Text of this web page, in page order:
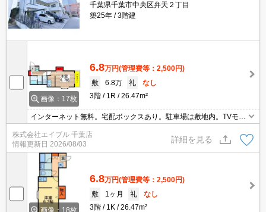
千葉県千葉市中央区弁天２丁目
築25年
3階建
画像：17枚
6.8万円(管理費等：2,500円)
敷
6.8万 礼
なし
3階
1R 26.47m²
インターネット無料。宅配ボックスあり。駐車場は敷地内。TVモニ
ターホン有。温水洗浄便座付き。シャワー付独立洗面台。最上階。
仲介手数料家賃の0.55ヵ月分。ファミリーマートへ220m。駅近。
株式会社エイブル 千葉店
情報更新日 2026/08/03
詳細を見る
画像：18枚
6.8万円(管理費等：2,500円)
敷
1ヶ月 礼
なし
3階
1K 26.47m²